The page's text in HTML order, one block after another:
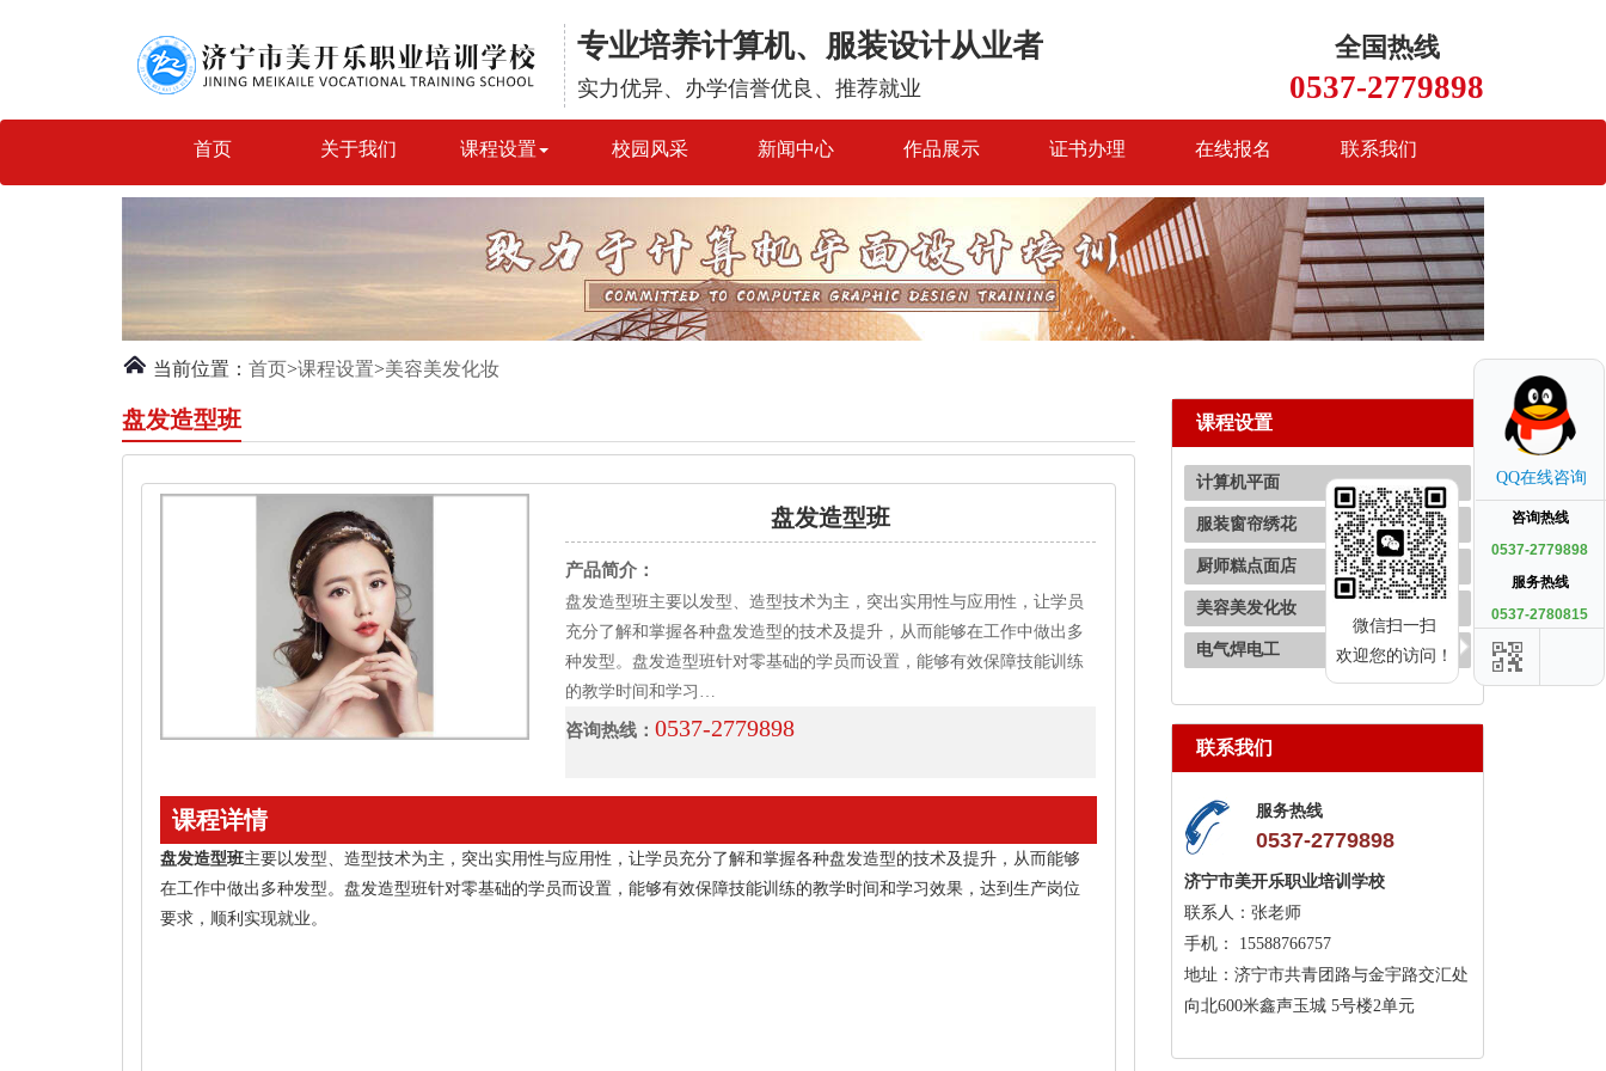
专业培养计算机、服装设计从业者
实力优异、办学信誉优良、推荐就业
全国热线
0537-2779898
首页 关于我们 课程设置 校园风采 新闻中心 作品展示 证书办理 在线报名 联系我们
当前位置： 首页>课程设置>美容美发化妆
盘发造型班
盘发造型班
产品简介：
盘发造型班主要以发型、造型技术为主，突出实用性与应用性，让学员
充分了解和掌握各种盘发造型的技术及提升，从而能够在工作中做出多
种发型。盘发造型班针对零基础的学员而设置，能够有效保障技能训练
的教学时间和学习…
咨询热线： 0537-2779898
课程详情
盘发造型班主要以发型、造型技术为主，突出实用性与应用性，让学员充分了解和掌握各种盘发造型的技术及提升，从而能够
在工作中做出多种发型。盘发造型班针对零基础的学员而设置，能够有效保障技能训练的教学时间和学习效果，达到生产岗位
要求，顺利实现就业。
课程设置
计算机平面
服装窗帘绣花
厨师糕点面店
美容美发化妆
电气焊电工
联系我们
服务热线
0537-2779898
济宁市美开乐职业培训学校
联系人：张老师
手机： 15588766757
地址：济宁市共青团路与金宇路交汇处
向北600米鑫声玉城 5号楼2单元
QQ在线咨询
咨询热线
0537-2779898
服务热线
0537-2780815
微信扫一扫
欢迎您的访问！